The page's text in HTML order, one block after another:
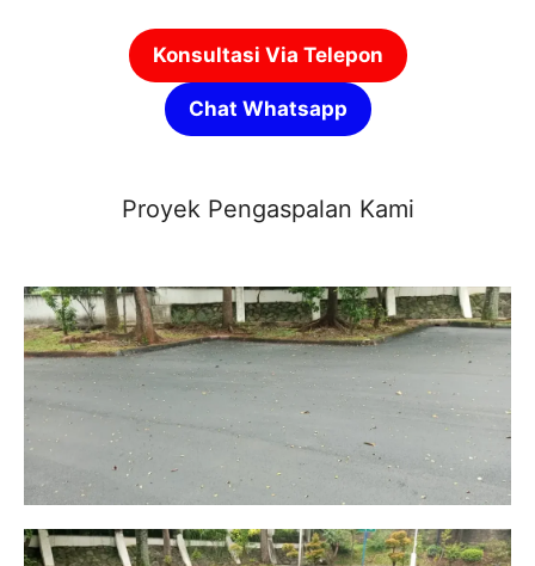
Konsultasi Via Telepon
Chat Whatsapp
Proyek Pengaspalan Kami